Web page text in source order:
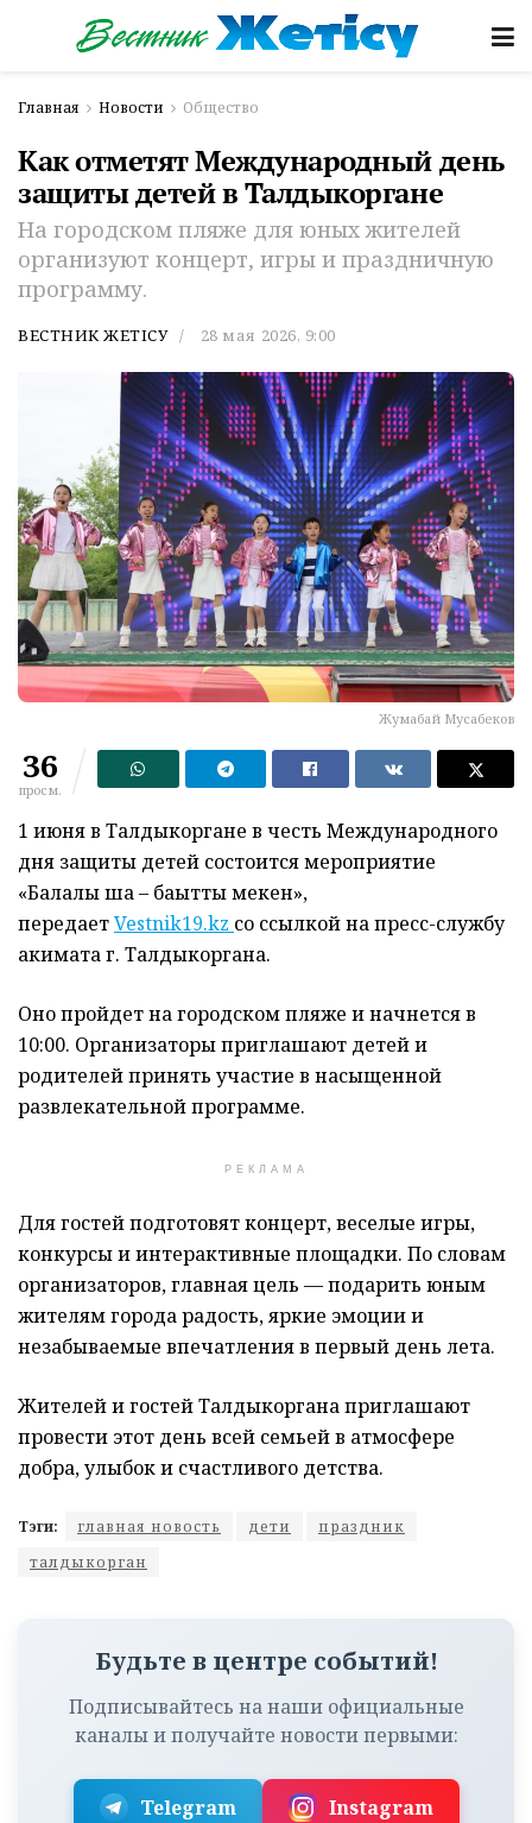
Главная Новости Общество
Как отметят Международный день
защиты детей в Талдыкоргане
На городском пляже для юных жителей
организуют концерт, игры и праздничную
программу.
ВЕСТНИК ЖЕТІСУ 28 мая 2026, 9:00
Жумабай Мусабеков
36
просм.
1 июня в Талдыкоргане в честь Международного
дня защиты детей состоится мероприятие
«Балалық шақ – бақытты мекен»,
передаетVestnik19.kz со ссылкой на пресс-службу
акимата г. Талдыкоргана.
Оно пройдет на городском пляже и начнется в
10:00. Организаторы приглашают детей и
родителей принять участие в насыщенной
развлекательной программе.
РЕКЛАМА
Для гостей подготовят концерт, веселые игры,
конкурсы и интерактивные площадки. По словам
организаторов, главная цель — подарить юным
жителям города радость, яркие эмоции и
незабываемые впечатления в первый день лета.
Жителей и гостей Талдыкоргана приглашают
провести этот день всей семьей в атмосфере
добра, улыбок и счастливого детства.
Тэги: главная новость дети
праздник
талдыкорган
Будьте в центре событий!
Подписывайтесь на наши официальные
каналы и получайте новости первыми:
Telegram Instagram